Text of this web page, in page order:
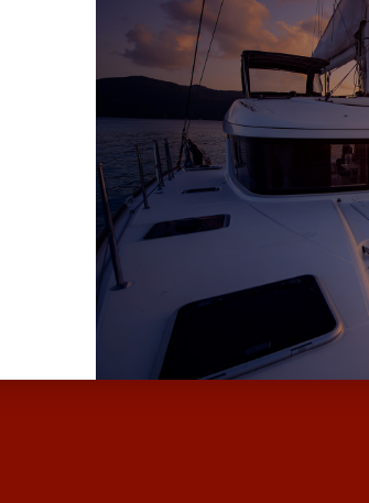
ET NEUF AVEC SES